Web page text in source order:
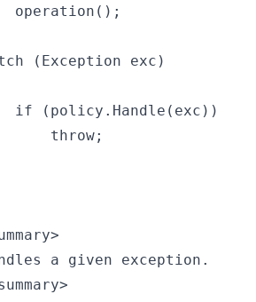
if
throw
a given exception.